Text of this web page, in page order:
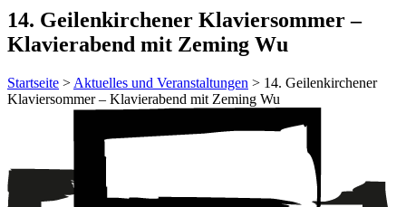
14. Geilenkirchener Klaviersommer –
Klavierabend mit Zeming Wu
Startseite > Aktuelles und Veranstaltungen > 14. Geilenkirchener
Klaviersommer – Klavierabend mit Zeming Wu